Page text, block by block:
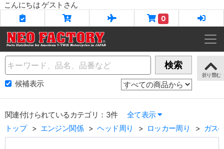
こんにちは ゲストさん
0
Name 検索
候補表示
関連付けられているカテゴリ：3件
全て表示
トップ
エンジン関係 ヘッド周り ロッカー周り ガス